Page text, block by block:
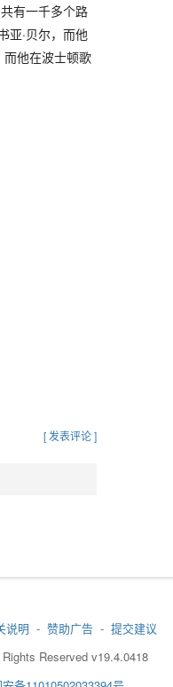
有一千多个路
亚·贝尔，而他
而他在波士顿歌
[ 发表评论 ]
说明 - 赞助广告 - 提交建议
Reserved v19.4.0418